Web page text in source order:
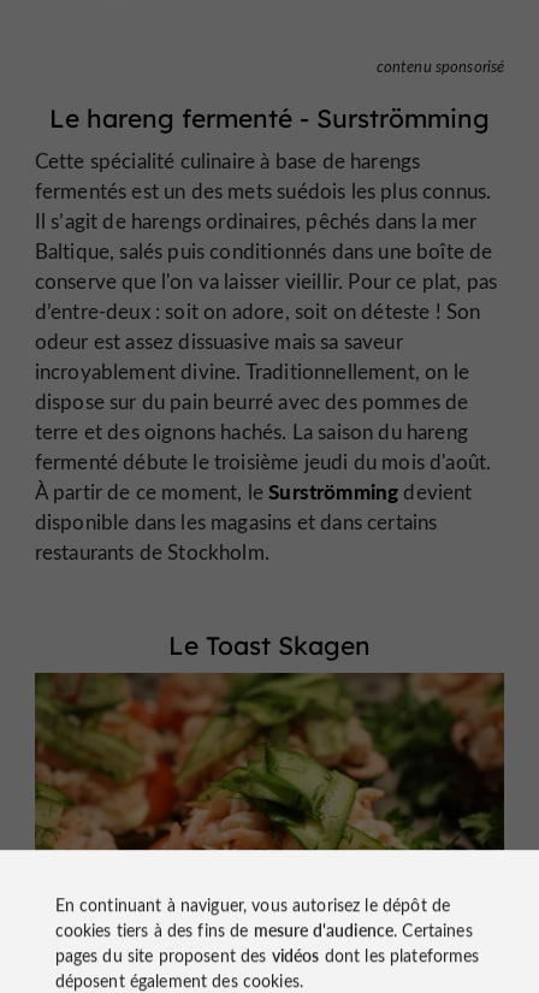
contenu sponsorisé
Le hareng fermenté - Surströmming
Cette spécialité culinaire à base de harengs
fermentés est un des mets suédois les plus connus.
Il s’agit de harengs ordinaires, pêchés dans la mer
Baltique, salés puis conditionnés dans une boîte de
conserve que l'on va laisser vieillir. Pour ce plat, pas
d’entre-deux : soit on adore, soit on déteste ! Son
odeur est assez dissuasive mais sa saveur
incroyablement divine. Traditionnellement, on le
dispose sur du pain beurré avec des pommes de
terre et des oignons hachés. La saison du hareng
fermenté débute le troisième jeudi du mois d'août.
À partir de ce moment, leSurströmming devient
disponible dans les magasins et dans certains
restaurants de Stockholm.
Le Toast Skagen
En continuant à naviguer, vous autorisez le dépôt de
cookies tiers à des fins de mesure d'audience. Certaines
pages du site proposent des vidéos dont les plateformes
déposent également des cookies.